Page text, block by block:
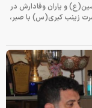
و یاران وفادارش در
زینب کبری(س) با صبر،